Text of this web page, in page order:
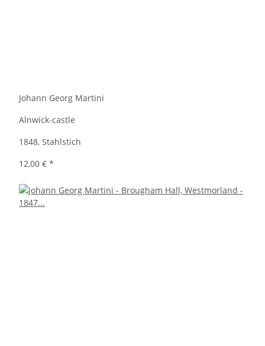
Johann Georg Martini
Alnwick-castle
1848, Stahlstich
12,00 € *